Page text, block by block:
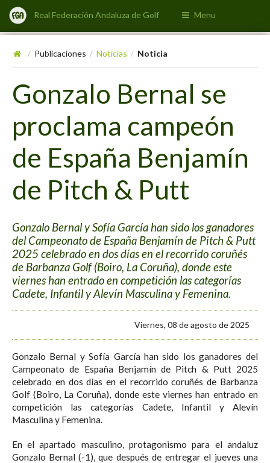
Real Federación Andaluza de Golf Menu
/ Publicaciones / Noticias / Noticia
Gonzalo Bernal se
proclama campeón
de España Benjamín
de Pitch & Putt
Gonzalo Bernal y Sofía García han sido los ganadores
del Campeonato de España Benjamín de Pitch & Putt
2025 celebrado en dos días en el recorrido coruñés
de Barbanza Golf (Boiro, La Coruña), donde este
viernes han entrado en competición las categorías
Cadete, Infantil y Alevín Masculina y Femenina.
Viernes, 08 de agosto de 2025
Gonzalo Bernal y Sofía García han sido los ganadores del
Campeonato de España Benjamín de Pitch & Putt 2025
celebrado en dos días en el recorrido coruñés de Barbanza
Golf (Boiro, La Coruña), donde este viernes han entrado en
competición las categorías Cadete, Infantil y Alevín
Masculina y Femenina.
En el apartado masculino, protagonismo para el andaluz
Gonzalo Bernal (-1), que después de entregar el jueves una